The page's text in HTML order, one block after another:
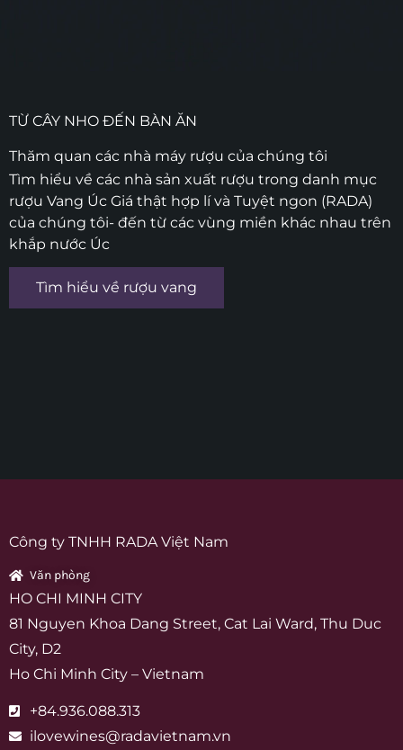
TỪ CÂY NHO ĐẾN BÀN ĂN
Thăm quan các nhà máy rượu của chúng tôi
Tìm hiểu về các nhà sản xuất rượu trong danh mục
rượu Vang Úc Giá thật hợp lí và Tuyệt ngon (RADA)
của chúng tôi- đến từ các vùng miền khác nhau trên
khắp nước Úc
Tìm hiểu về rượu vang
Công ty TNHH RADA Việt Nam
Văn phòng
HO CHI MINH CITY
81 Nguyen Khoa Dang Street, Cat Lai Ward, Thu Duc
City, D2
Ho Chi Minh City – Vietnam
+84.936.088.313
ilovewines@radavietnam.vn